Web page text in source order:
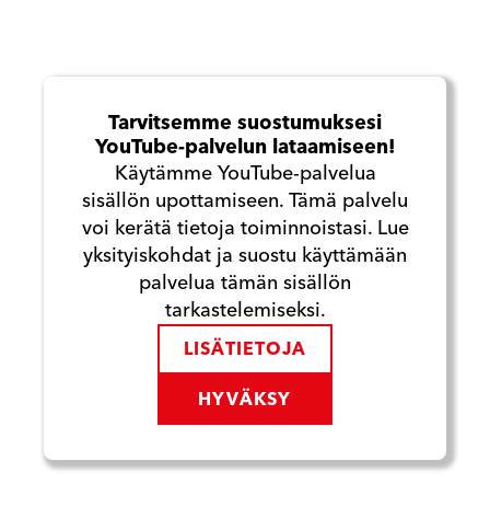
Tarvitsemme suostumuksesi
YouTube-palvelun lataamiseen!
Käytämme YouTube-palvelua
sisällön upottamiseen. Tämä palvelu
voi kerätä tietoja toiminnoistasi. Lue
yksityiskohdat ja suostu käyttämään
palvelua tämän sisällön
tarkastelemiseksi.
LISÄTIETOJA
HYVÄKSY